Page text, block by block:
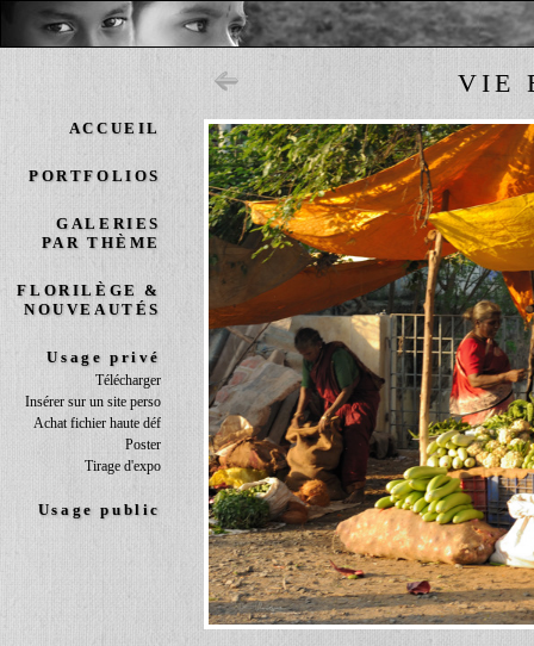
VIE
ACCUEIL
PORTFOLIOS
GALERIES
PAR THÈME
FLORILÈGE &
NOUVEAUTÉS
Usage privé
Télécharger
Insérer sur un site perso
Achat fichier haute déf
Poster
Tirage d'expo
Usage public